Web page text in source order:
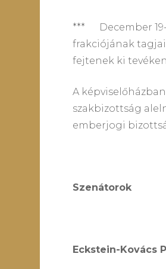
*** December 19-
frakciójának
fejtenek ki
A
szakbizottság
emberjogi
Szenátorok
Eckstein-Kovács